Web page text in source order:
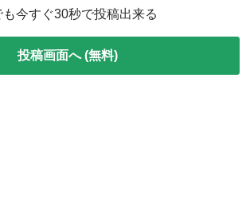
も今すぐ30秒で投稿出来る
投稿画面へ (無料)